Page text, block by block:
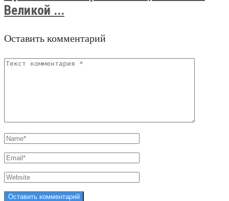
Великой ...
Оставить комментарий